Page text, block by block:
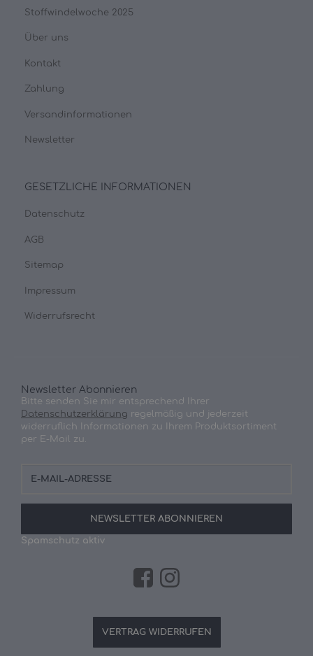
Stoffwindelwoche 2025
Über uns
Kontakt
Zahlung
Versandinformationen
Newsletter
GESETZLICHE INFORMATIONEN
Datenschutz
AGB
Sitemap
Impressum
Widerrufsrecht
Newsletter Abonnieren
Bitte senden Sie mir entsprechend Ihrer
Datenschutzerklärung regelmäßig und jederzeit
widerruflich Informationen zu Ihrem Produktsortiment
per E-Mail zu.
Mail-
NEWSLETTER ABONNIEREN
Spamschutz aktiv
VERTRAG WIDERRUFEN